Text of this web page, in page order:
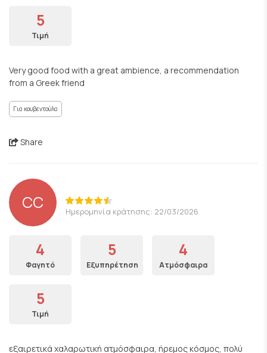
5
Τιμή
Very good food with a great ambience, a recommendation
from a Greek friend
Για κουβεντούλα
Share
CC Ημερομηνία κράτησης: 22/03/2026
4
Φαγητό
5
Εξυπηρέτηση
4
Ατμόσφαιρα
5
Τιμή
εξαιρετικά χαλαρωτική ατμόσφαιρα, ήρεμος κόσμος, πολύ